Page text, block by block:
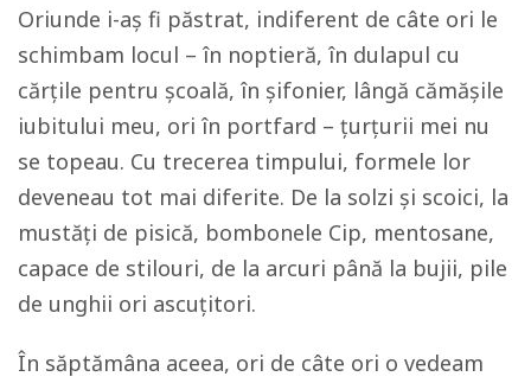
Oriunde i-aș fi păstrat, indiferent de câte ori le
schimbam locul – în noptieră, în dulapul cu
cărțile pentru școală, în șifonier, lângă cămășile
iubitului meu, ori în portfard – țurțurii mei nu
se topeau. Cu trecerea timpului, formele lor
deveneau tot mai diferite. De la solzi și scoici, la
mustăți de pisică, bombonele Cip, mentosane,
capace de stilouri, de la arcuri până la bujii, pile
de unghii ori ascuțitori.
În săptămâna aceea, ori de câte ori o vedeam